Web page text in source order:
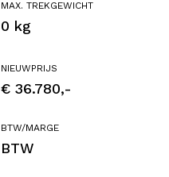
MAX. TREKGEWICHT
0 kg
NIEUWPRIJS
€ 36.780,-
BTW/MARGE
BTW